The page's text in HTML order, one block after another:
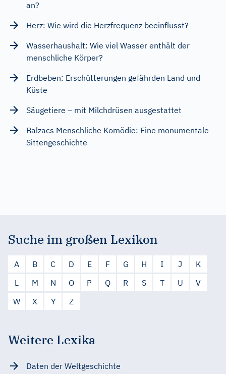
an?
Herz: Wie wird die Herzfrequenz beeinflusst?
Wasserhaushalt: Wie viel Wasser enthält der
menschliche Körper?
Erdbeben: Erschütterungen gefährden Land und
Küste
Säugetiere – mit Milchdrüsen ausgestattet
Balzacs Menschliche Komödie: Eine monumentale
Sittengeschichte
Suche im großen Lexikon
A B C D E F G H I J
K
L
M N O P Q R S T U
V
W
X Y Z
Weitere Lexika
Daten der Weltgeschichte